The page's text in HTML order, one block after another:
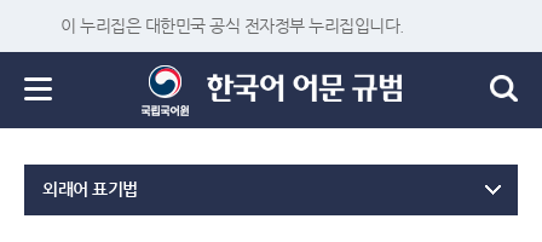
이 누리집은 대한민국 공식 전자정부 누리집입니다.
외래어 표기법